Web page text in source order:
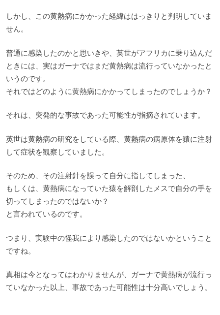
しかし、この黄熱病にかかった経緯ははっきりと判明していま
せん。
普通に感染したのかと思いきや、英世がアフリカに乗り込んだ
ときには、実はガーナではまだ黄熱病は流行っていなかったと
いうのです。
それではどのように黄熱病にかかってしまったのでしょうか？
それは、突発的な事故であった可能性が指摘されています。
英世は黄熱病の研究をしている際、黄熱病の病原体を猿に注射
して症状を観察していました。
そのため、その注射針を誤って自分に指してしまった、
もしくは、黄熱病になっていた猿を解剖したメスで自分の手を
切ってしまったのではないか？
と言われているのです。
つまり、実験中の怪我により感染したのではないかということ
ですね。
真相は今となってはわかりませんが、ガーナで黄熱病が流行っ
ていなかった以上、事故であった可能性は十分高いでしょう。